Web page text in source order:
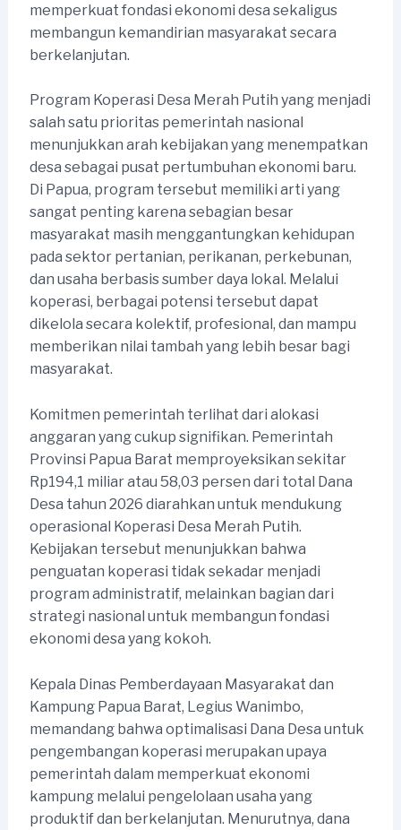
memperkuat fondasi ekonomi desa sekaligus
membangun kemandirian masyarakat secara
berkelanjutan.
Program Koperasi Desa Merah Putih yang menjadi
salah satu prioritas pemerintah nasional
menunjukkan arah kebijakan yang menempatkan
desa sebagai pusat pertumbuhan ekonomi baru.
Di Papua, program tersebut memiliki arti yang
sangat penting karena sebagian besar
masyarakat masih menggantungkan kehidupan
pada sektor pertanian, perikanan, perkebunan,
dan usaha berbasis sumber daya lokal. Melalui
koperasi, berbagai potensi tersebut dapat
dikelola secara kolektif, profesional, dan mampu
memberikan nilai tambah yang lebih besar bagi
masyarakat.
Komitmen pemerintah terlihat dari alokasi
anggaran yang cukup signifikan. Pemerintah
Provinsi Papua Barat memproyeksikan sekitar
Rp194,1 miliar atau 58,03 persen dari total Dana
Desa tahun 2026 diarahkan untuk mendukung
operasional Koperasi Desa Merah Putih.
Kebijakan tersebut menunjukkan bahwa
penguatan koperasi tidak sekadar menjadi
program administratif, melainkan bagian dari
strategi nasional untuk membangun fondasi
ekonomi desa yang kokoh.
Kepala Dinas Pemberdayaan Masyarakat dan
Kampung Papua Barat, Legius Wanimbo,
memandang bahwa optimalisasi Dana Desa untuk
pengembangan koperasi merupakan upaya
pemerintah dalam memperkuat ekonomi
kampung melalui pengelolaan usaha yang
produktif dan berkelanjutan. Menurutnya, dana